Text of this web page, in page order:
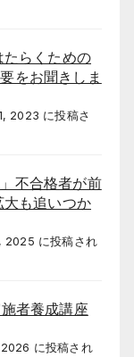
らくための
をお聞きしま
2023 に投稿さ
不合格者が前
も追いつか
2025 に投稿され
者養成講座
に投稿され